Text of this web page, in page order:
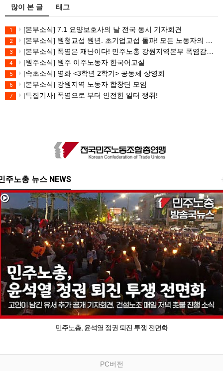
많이 본 글 태그
1 [본부소식] 7.1 요양보호사의 날 전국 동시 기자회견
2 [본부소식] 원청교섭 원년. 초기업교섭 돌파! 모든 노동자의 노동기본권 쟁취! 민주노총 7.15 총파업대회
3 [본부소식] 폭염은 재난이다! 민주노총 강원지역본부 폭염감시단 선포 기자회견
4 [원주소식] 원주 이주노동자 한국어교실
5 [속초소식] 영화 <3학년 2학기> 공동체 상영회
6 [본부소식] 강원지역 노동자 합창단 모임
7 [특집기사] 폭염으로 부터 안전한 일터 쟁취!
주노총 뉴스 NEWS
민주노총, 윤석열 정권 퇴진 투쟁 전면화
PC버전